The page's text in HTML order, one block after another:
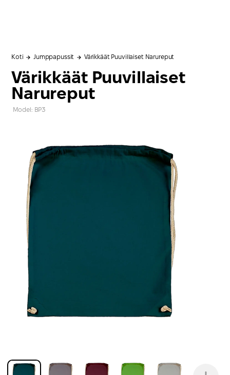
Koti Jumppapussit Värikkäät Puuvillaiset Narureput
Värikkäät Puuvillaiset
Narureput
Model: BP3